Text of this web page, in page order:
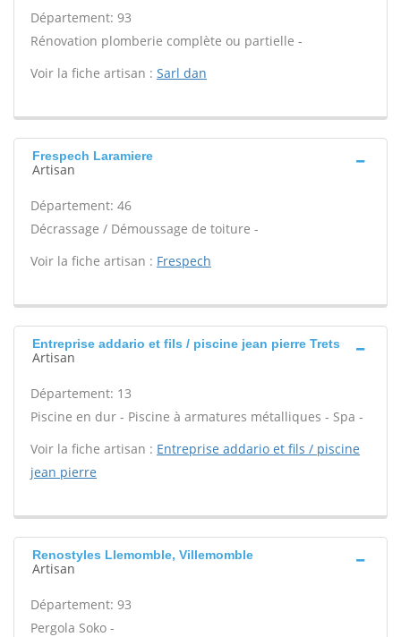
Département: 93
Rénovation plomberie complète ou partielle -
Voir la fiche artisan : Sarl dan
Frespech Laramiere
Artisan
Département: 46
Décrassage / Démoussage de toiture -
Voir la fiche artisan : Frespech
Entreprise addario et fils / piscine jean pierre Trets
Artisan
Département: 13
Piscine en dur - Piscine à armatures métalliques - Spa -
Voir la fiche artisan : Entreprise addario et fils / piscine
jean pierre
Renostyles Llemomble, Villemomble
Artisan
Département: 93
Pergola Soko -